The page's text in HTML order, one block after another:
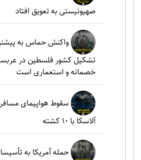
صهیونیستی به تعویق افتاد
واکنش حماس به
تشکیل کشور فلسطین در
خصمانه و استعماری است
سقوط هواپیمای
آلاسکا با ۱۰ کشته
حمله آمریکا به